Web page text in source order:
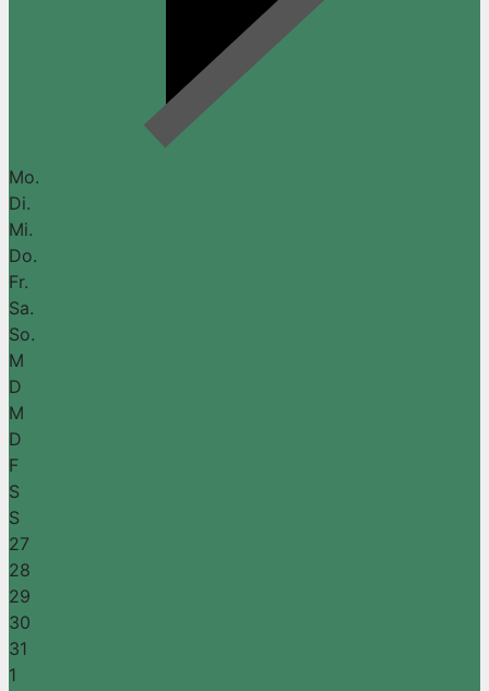
Mo.
Di.
Mi.
Do.
Fr.
Sa.
So.
M
D
M
D
F
S
S
27
28
29
30
31
1